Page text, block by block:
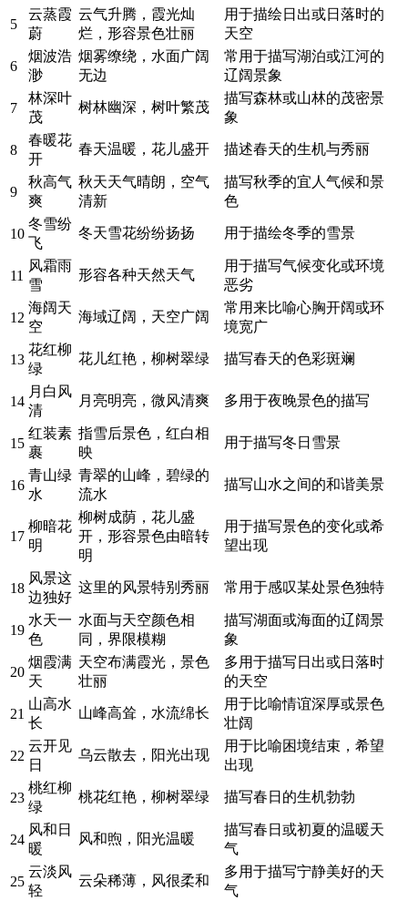
5
云蒸霞
蔚
云气升腾，霞光灿
烂，形容景色壮丽
用于描绘日出或日落时的
天空
6
烟波浩
渺
烟雾缭绕，水面广阔
无边
常用于描写湖泊或江河的
辽阔景象
7
林深叶
茂
树林幽深，树叶繁茂
描写森林或山林的茂密景
象
8
春暖花
开
春天温暖，花儿盛开 描述春天的生机与秀丽
9
秋高气
爽
秋天天气晴朗，空气
清新
描写秋季的宜人气候和景
色
10
冬雪纷
飞
冬天雪花纷纷扬扬 用于描绘冬季的雪景
11
风霜雨
雪
形容各种天然天气
用于描写气候变化或环境
恶劣
12
海阔天
空
海域辽阔，天空广阔
常用来比喻心胸开阔或环
境宽广
13
花红柳
绿
花儿红艳，柳树翠绿 描写春天的色彩斑斓
14
月白风
清
月亮明亮，微风清爽 多用于夜晚景色的描写
15
红装素
裹
指雪后景色，红白相
映
用于描写冬日雪景
16
青山绿
水
青翠的山峰，碧绿的
流水
描写山水之间的和谐美景
17
柳暗花
明
柳树成荫，花儿盛
开，形容景色由暗转
明
用于描写景色的变化或希
望出现
18
风景这
边独好
这里的风景特别秀丽 常用于感叹某处景色独特
19
水天一
色
水面与天空颜色相
同，界限模糊
描写湖面或海面的辽阔景
象
20
烟霞满
天
天空布满霞光，景色
壮丽
多用于描写日出或日落时
的天空
21
山高水
长
山峰高耸，水流绵长
用于比喻情谊深厚或景色
壮阔
22
云开见
日
乌云散去，阳光出现
用于比喻困境结束，希望
出现
23
桃红柳
绿
桃花红艳，柳树翠绿 描写春日的生机勃勃
24
风和日
暖
风和煦，阳光温暖
描写春日或初夏的温暖天
气
25
云淡风
轻
云朵稀薄，风很柔和
多用于描写宁静美好的天
气